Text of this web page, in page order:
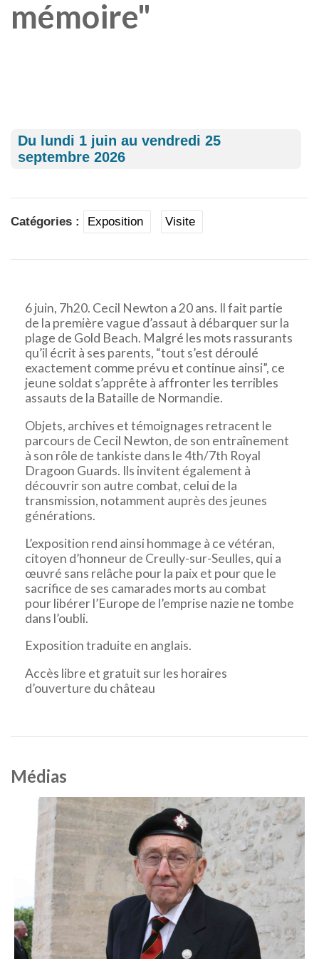
mémoire"
Du lundi 1 juin au vendredi 25
septembre 2026
Catégories : Exposition Visite
6 juin, 7h20. Cecil Newton a 20 ans. Il fait partie
de la première vague d’assaut à débarquer sur la
plage de Gold Beach. Malgré les mots rassurants
qu’il écrit à ses parents, “tout s’est déroulé
exactement comme prévu et continue ainsi”, ce
jeune soldat s’apprête à affronter les terribles
assauts de la Bataille de Normandie.
Objets, archives et témoignages retracent le
parcours de Cecil Newton, de son entraînement
à son rôle de tankiste dans le 4th/7th Royal
Dragoon Guards. Ils invitent également à
découvrir son autre combat, celui de la
transmission, notamment auprès des jeunes
générations.
L’exposition rend ainsi hommage à ce vétéran,
citoyen d’honneur de Creully-sur-Seulles, qui a
œuvré sans relâche pour la paix et pour que le
sacrifice de ses camarades morts au combat
pour libérer l’Europe de l’emprise nazie ne tombe
dans l’oubli.
Exposition traduite en anglais.
Accès libre et gratuit sur les horaires
d’ouverture du château
Médias